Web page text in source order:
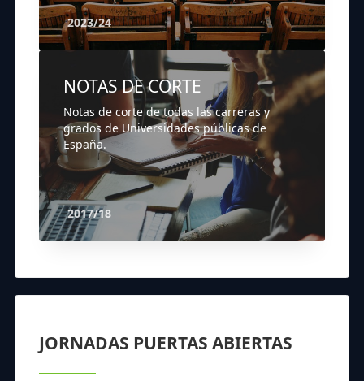
2023/24
NOTAS DE CORTE
Notas de corte de todas las carreras y
grados de Universidades públicas de
España.
2017/18
JORNADAS PUERTAS ABIERTAS